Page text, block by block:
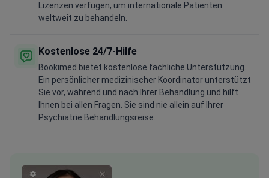
Lizenzen verfügen, um internationale Patienten
weltweit zu behandeln.
Kostenlose 24/7-Hilfe
Bookimed bietet kostenlose fachliche Unterstützung.
Ein persönlicher medizinischer Koordinator unterstützt
Sie vor, während und nach Ihrer Behandlung und hilft
Ihnen bei allen Fragen. Sie sind nie allein auf Ihrer
Psychiatrie Behandlungsreise.